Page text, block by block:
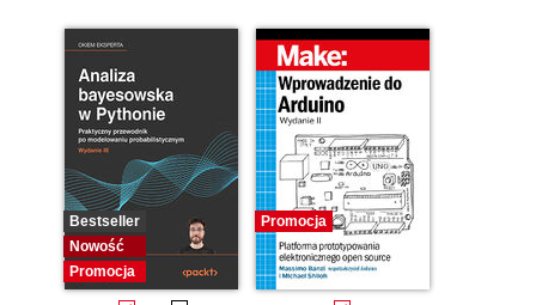
Bestseller
Nowość
Promocja
Promocja